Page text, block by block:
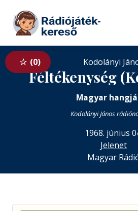
Tovább a tartalomhoz
0 Kodolányi
Féltékenység
Magyar
Kodolányi János
1968. június
Jelenet
Magyar